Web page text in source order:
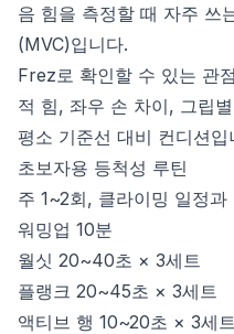
음 힘을 측정할 때 자주 쓰
(MVC)입니다.
Frez로 확인할 수 있는 관
적 힘, 좌우 손 차이, 그립
평소 기준선 대비 컨디션입
초보자용 등척성 루틴
주 1~2회, 클라이밍 일정
워밍업 10분
월싯 20~40초 × 3세트
플랭크 20~45초 × 3세트
액티브 행 10~20초 × 3세트